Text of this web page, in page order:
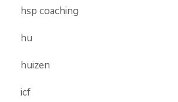
hsp coaching
hu
huizen
icf